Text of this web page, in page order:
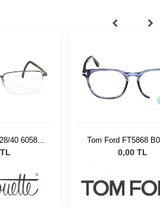
40 6058
Tom Ford FT5868
0,00 TL